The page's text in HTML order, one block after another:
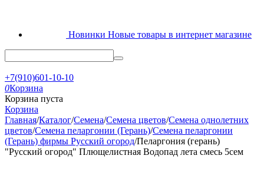
Новинки Новые товары в интернет магазине
+7(910)601-10-10
0Корзина
Корзина пуста
Корзина
Главная/Каталог/Семена/Семена цветов/Семена однолетних
цветов/Семена пеларгонии (Герань)/Семена пеларгонии
(Герань) фирмы Русский огород/Пеларгония (герань)
"Русский огород" Плющелистная Водопад лета смесь 5сем